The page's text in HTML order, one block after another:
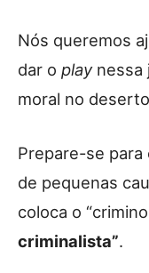
Nós queremos
dar o playnessa
moral no
Prepare-se
de pequenas
coloca o
criminalista”.